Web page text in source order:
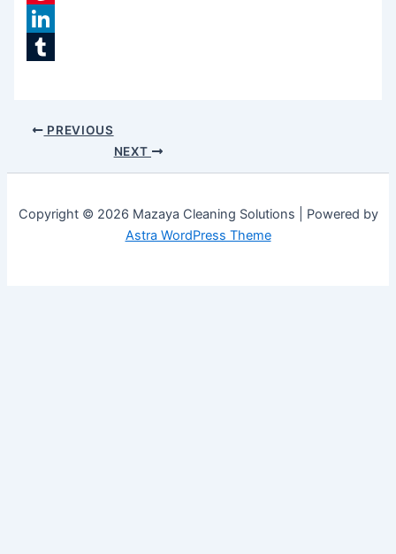
Pinterest
LinkedIn
PREVIOUS
NEXT
Copyright © 2026 Mazaya Cleaning Solutions | Powered by
Astra WordPress Theme